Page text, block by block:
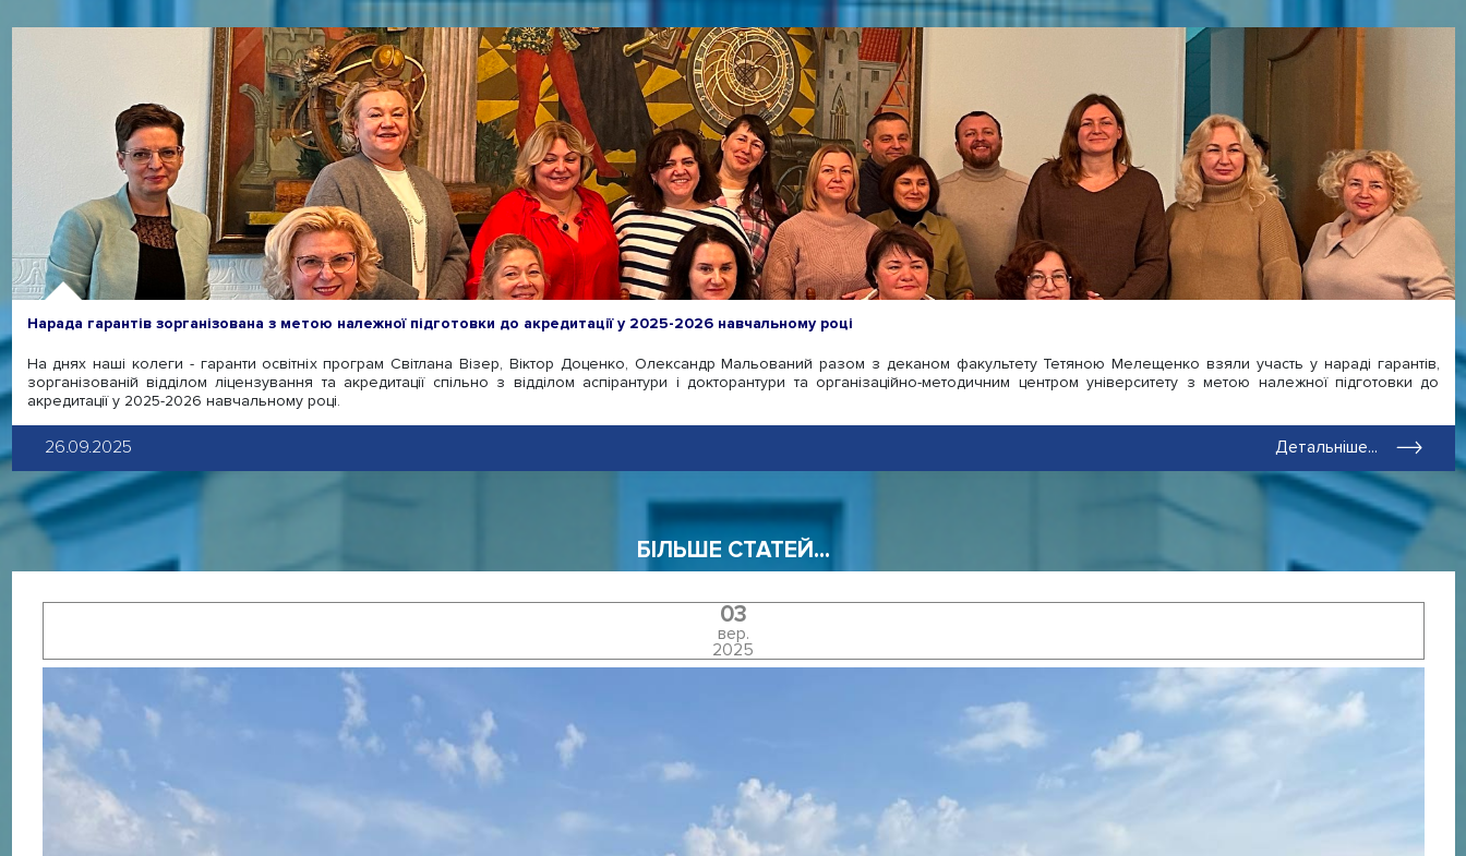
Нарада гарантів зорганізована з метою належної підготовки до акредитації у 2025-2026 навчальному році
На днях наші колеги - гаранти освітніх програм Світлана Візер, Віктор Доценко, Олександр Мальований разом з деканом факультету Тетяною Мелещенко взяли участь у нараді гарантів,
зорганізованій відділом ліцензування та акредитації спільно з відділом аспірантури і докторантури та організаційно-методичним центром університету з метою належної підготовки до
акредитації у 2025-2026 навчальному році.
26.09.2025 Детальніше...
БІЛЬШЕ СТАТЕЙ...
03
вер.
2025